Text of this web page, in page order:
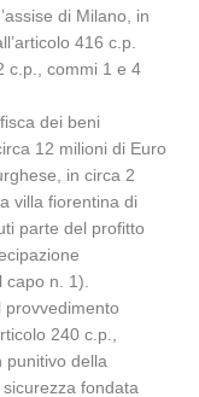
di Milano, in
416 c.p.
c.p., commi 1 e 4
dei beni
12 milioni di Euro
in circa 2
villa fiorentina di
parte del profitto
n. 1).
provvedimento
240 c.p.,
punitivo della
fondata